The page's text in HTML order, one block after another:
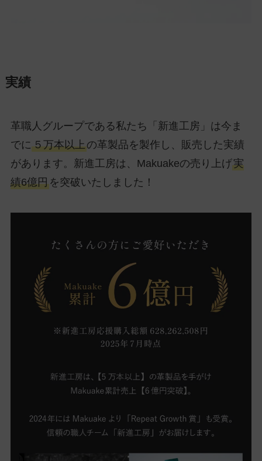
実績
革職人グループである私たち「新進工房」は今ま
でに５万本以上の革製品を製作し、販売した実績
があります。新進工房は、Makuakeの売り上げ実
績6億円を突破いたしました！